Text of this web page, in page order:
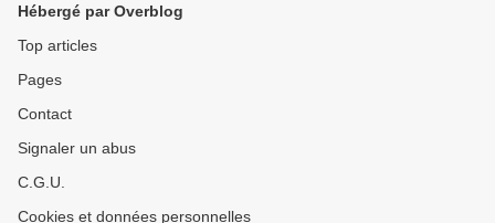
Hébergé par Overblog
Top articles
Pages
Contact
Signaler un abus
C.G.U.
Cookies et données personnelles